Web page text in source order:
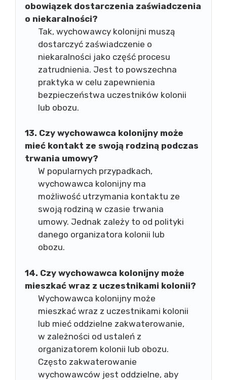
obowiązek dostarczenia zaświadczenia
o niekaralności?
Tak, wychowawcy kolonijni muszą
dostarczyć zaświadczenie o
niekaralności jako część procesu
zatrudnienia. Jest to powszechna
praktyka w celu zapewnienia
bezpieczeństwa uczestników kolonii
lub obozu.
13. Czy wychowawca kolonijny może
mieć kontakt ze swoją rodziną podczas
trwania umowy?
W popularnych przypadkach,
wychowawca kolonijny ma
możliwość utrzymania kontaktu ze
swoją rodziną w czasie trwania
umowy. Jednak zależy to od polityki
danego organizatora kolonii lub
obozu.
14. Czy wychowawca kolonijny może
mieszkać wraz z uczestnikami kolonii?
Wychowawca kolonijny może
mieszkać wraz z uczestnikami kolonii
lub mieć oddzielne zakwaterowanie,
w zależności od ustaleń z
organizatorem kolonii lub obozu.
Często zakwaterowanie
wychowawców jest oddzielne, aby